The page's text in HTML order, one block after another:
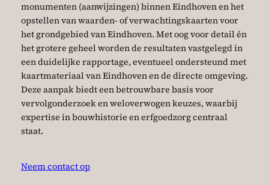
monumenten (aanwijzingen) binnen Eindhoven en het
opstellen van waarden- of verwachtingskaarten voor
het grondgebied van Eindhoven. Met oog voor detail én
het grotere geheel worden de resultaten vastgelegd in
een duidelijke rapportage, eventueel ondersteund met
kaartmateriaal van Eindhoven en de directe omgeving.
Deze aanpak biedt een betrouwbare basis voor
vervolgonderzoek en weloverwogen keuzes, waarbij
expertise in bouwhistorie en erfgoedzorg centraal
staat.
Neem contact op